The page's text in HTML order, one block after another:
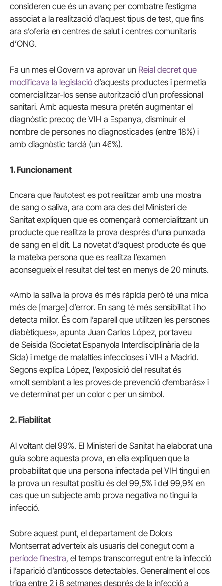
consideren que és un avanç per combatre l’estigma
associat a la realització d’aquest tipus de test, que fins
ara s’oferia en centres de salut i centres comunitaris
d’ONG.
Fa un mes el Govern va aprovar un Reial decret que
modificava la legislació d’aquests productes i permetia
comercialitzar-los sense autorització d’un professional
sanitari. Amb aquesta mesura pretén augmentar el
diagnòstic precoç de VIH a Espanya, disminuir el
nombre de persones no diagnosticades (entre 18%) i
amb diagnòstic tardà (un 46%).
1. Funcionament
Encara que l’autotest es pot realitzar amb una mostra
de sang o saliva, ara com ara des del Ministeri de
Sanitat expliquen que es començarà comercialitzant un
producte que realitza la prova després d’una punxada
de sang en el dit. La novetat d’aquest producte és que
la mateixa persona que es realitza l’examen
aconsegueix el resultat del test en menys de 20 minuts.
«Amb la saliva la prova és més ràpida però té una mica
més de [marge] d’error. En sang té més sensibilitat i ho
detecta millor. És com l’aparell que utilitzen les persones
diabètiques», apunta Juan Carlos López, portaveu
de Seisida (Societat Espanyola Interdisciplinària de la
Sida) i metge de malalties infeccioses i VIH a Madrid.
Segons explica López, l’exposició del resultat és
«molt semblant a les proves de prevenció d’embaràs» i
ve determinat per un color o per un símbol.
2. Fiabilitat
Al voltant del 99%. El Ministeri de Sanitat ha elaborat una
guia sobre aquesta prova, en ella expliquen que la
probabilitat que una persona infectada pel VIH tingui en
la prova un resultat positiu és del 99,5% i del 99,9% en
cas que un subjecte amb prova negativa no tingui la
infecció.
Sobre aquest punt, el departament de Dolors
Montserrat adverteix als usuaris del conegut com a
període finestra, el temps transcorregut entre la infecció
i l’aparició d’anticossos detectables. Generalment el cos
triga entre 2 i 8 setmanes després de la infecció a